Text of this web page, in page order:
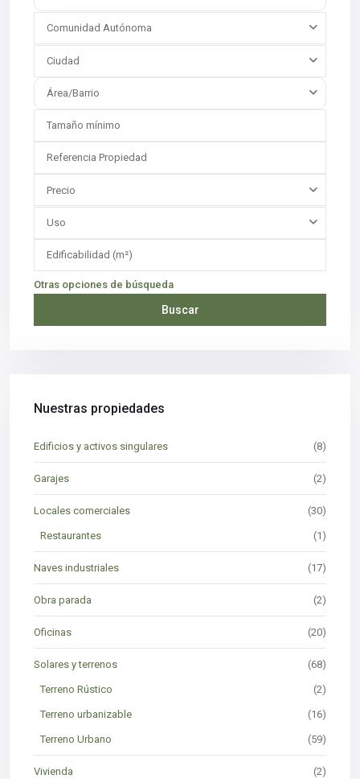
Comunidad Autónoma
Ciudad
Área/Barrio
Precio
Uso
Otras opciones de búsqueda
Buscar
Nuestras propiedades
Edificios y activos singulares (8)
Garajes (2)
Locales comerciales (30)
Restaurantes (1)
Naves industriales (17)
Obra parada (2)
Oficinas (20)
Solares y terrenos (68)
Terreno Rústico (2)
Terreno urbanizable (16)
Terreno Urbano (59)
Vivienda (2)